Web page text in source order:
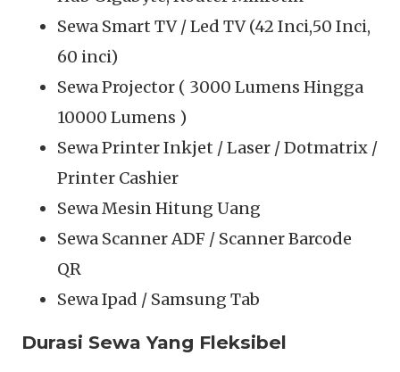
Sewa Smart TV / Led TV (42 Inci,50 Inci,
60 inci)
Sewa Projector ( 3000 Lumens Hingga
10000 Lumens )
Sewa Printer Inkjet / Laser / Dotmatrix /
Printer Cashier
Sewa Mesin Hitung Uang
Sewa Scanner ADF / Scanner Barcode
QR
Sewa Ipad / Samsung Tab
Durasi Sewa Yang Fleksibel